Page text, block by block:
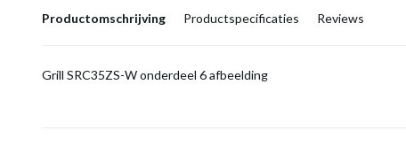
Productomschrijving Productspecificaties Reviews
Grill SRC35ZS-W onderdeel 6 afbeelding